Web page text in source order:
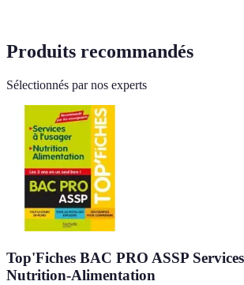
Produits recommandés
Sélectionnés par nos experts
Top'Fiches BAC PRO ASSP
Nutrition-Alimentation